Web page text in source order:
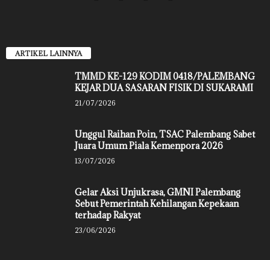
ARTIKEL LAINNYA
TMMD KE-129 KODIM 0418/PALEMBANG
KEJAR DUA SASARAN FISIK DI SUKARAMI
21/07/2026
Unggul Raihan Poin, TSAC Palembang Sabet
Juara Umum Piala Kemenpora 2026
13/07/2026
Gelar Aksi Unjukrasa, GMNI Palembang
Sebut Pemerintah Kehilangan Kepekaan
terhadap Rakyat
23/06/2026